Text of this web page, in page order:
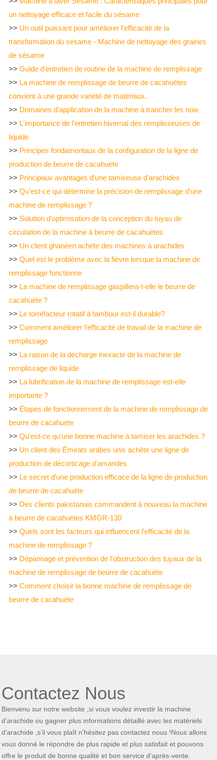
un nettoyage efficace et facile du sésame
>> Un outil puissant pour améliorer l'efficacité de la
transformation du sésame - Machine de nettoyage des graines
de sésame
>> Guide d'entretien de routine de la machine de remplissage
>> La machine de remplissage de beurre de cacahuètes
convient à une grande variété de matériaux.
>> Domaines d'application de la machine à trancher les noix
>> L'importance de l'entretien hivernal des remplisseuses de
liquide
>> Principes fondamentaux de la configuration de la ligne de
production de beurre de cacahuète
>> Principaux avantages d'une tamiseuse d'arachides
>> Qu'est-ce qui détermine la précision de remplissage d'une
machine de remplissage ?
>> Solution d'optimisation de la conception du tuyau de
circulation de la machine à beurre de cacahuètes
>> Un client ghanéen achète des machines à arachides
>> Quel est le problème avec la fièvre lorsque la machine de
remplissage fonctionne
>> La machine de remplissage gaspillera-t-elle le beurre de
cacahuète ?
>> Le torréfacteur rotatif à tambour est-il durable?
>> Comment améliorer l'efficacité de travail de la machine de
remplissage
>> La raison de la décharge inexacte de la machine de
remplissage de liquide
>> La lubrification de la machine de remplissage est-elle
importante ?
>> Étapes de fonctionnement de la machine de remplissage de
beurre de cacahuète
>> Qu'est-ce qu'une bonne machine à tamiser les arachides ?
>> Un client des Émirats arabes unis achète une ligne de
production de décorticage d'amandes
>> Le secret d'une production efficace de la ligne de production
de beurre de cacahuète
>> Des clients pakistanais commandent à nouveau la machine
à beurre de cacahuètes KMGR-130
>> Quels sont les facteurs qui influencent l'efficacité de la
machine de remplissage ?
>> Dépannage et prévention de l'obstruction des tuyaux de la
machine de remplissage de beurre de cacahuète
>> Comment choisir la bonne machine de remplissage de
beurre de cacahuète
Contactez Nous
Bienvenu sur notre website ,si vous voulez investir la machine
d’arachide ou gagner plus informations détaillé avec les matériels
d’arachide ,s’il vous plaît n’hésitez pas contactez nous !Nous allons
vous donné le répondre de plus rapide et plus satisfait et pouvons
offre le produit de bonne qualité et bon service d’après-vente.